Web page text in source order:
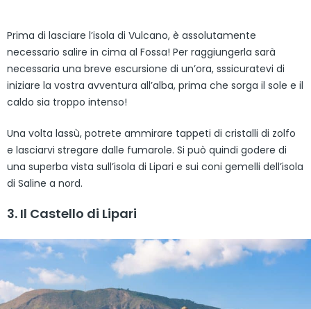
Prima di lasciare l’isola di Vulcano, è assolutamente
necessario salire in cima al Fossa! Per raggiungerla sarà
necessaria una breve escursione di un’ora, sssicuratevi di
iniziare la vostra avventura all’alba, prima che sorga il sole e il
caldo sia troppo intenso!
Una volta lassù, potrete ammirare tappeti di cristalli di zolfo
e lasciarvi stregare dalle fumarole. Si può quindi godere di
una superba vista sull’isola di Lipari e sui coni gemelli dell’isola
di Saline a nord.
3. Il Castello di Lipari